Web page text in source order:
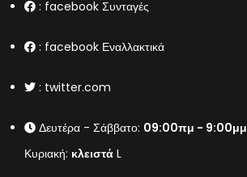
: facebook Συνταγές
: facebook Εναλλακτικά
: twitter.com
Δευτέρα - Σάββατο: 09:00πμ - 9:00μμ
Κυριακή: κλειστά L